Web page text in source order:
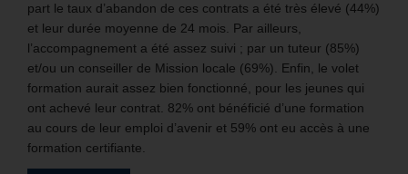
part le taux d’abandon de ces contrats a été très élevé (44%)
et leur durée moyenne de 24 mois. Par ailleurs,
l’accompagnement a été assez suivi ; par un tuteur (85%)
et/ou un conseiller de Mission locale (69%). Enfin, le volet
formation aurait assez bien fonctionné, pour les jeunes qui
ont achevé leur contrat. 82% ont bénéficié d’une formation
au cours de leur emploi d’avenir et 59% ont eu accès à une
formation certifiante.